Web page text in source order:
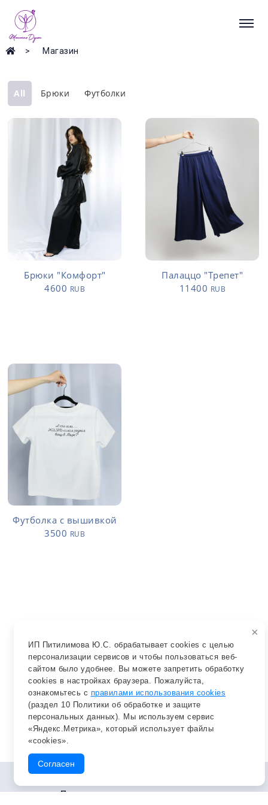
Магазин
All Брюки Футболки
Брюки "Комфорт"
4600 RUB
Палаццо "Трепет"
11400 RUB
Футболка с вышивкой
3500 RUB
×
ИП Питилимова Ю.С. обрабатывает cookies с целью
персонализации сервисов и чтобы пользоваться веб-
сайтом было удобнее. Вы можете запретить обработку
cookies в настройках браузера. Пожалуйста,
ознакомьтесь с правилами использования cookies
(раздел 10 Политики об обработке и защите
персональных данных). Мы используем сервис
«Яндекс.Метрика», который использует файлы
«cookies».
Согласен
Пользовательское соглашение